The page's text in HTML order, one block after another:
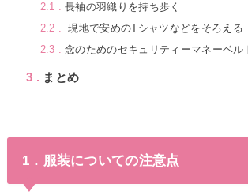
2.1
長袖の羽織りを持ち歩く
2.2
現地で安めのTシャツなどをそろえる
2.3
念のためのセキュリティーマネーベル
3 まとめ
1．服装についての注意点